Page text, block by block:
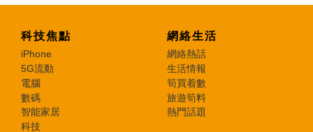
科技焦點
iPhone
5G流動
電腦
數碼
智能家居
科技
網絡生活
網絡熱話
生活情報
筍買着數
旅遊筍料
熱門話題